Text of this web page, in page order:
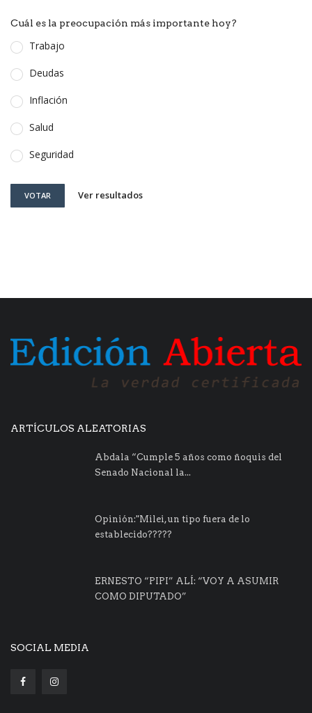
Cuál es la preocupación más importante hoy?
Trabajo
Deudas
Inflación
Salud
Seguridad
VOTAR Ver resultados
ARTÍCULOS ALEATORIAS
Abdala “Cumple 5 años como ñoquis del
Senado Nacional la...
Opinión:"Milei, un tipo fuera de lo
establecido?????
ERNESTO “PIPI” ALÍ: “VOY A ASUMIR
COMO DIPUTADO”
SOCIAL MEDIA